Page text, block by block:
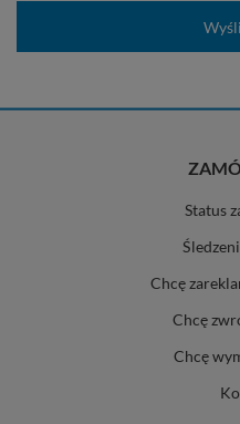
Status
Chcę
Chcę
Chcę